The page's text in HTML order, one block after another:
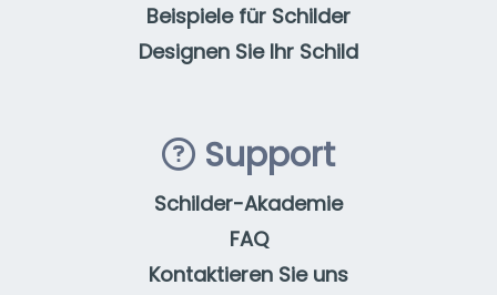
Beispiele für Schilder
Designen Sie Ihr Schild
Support
Schilder-Akademie
FAQ
Kontaktieren Sie uns